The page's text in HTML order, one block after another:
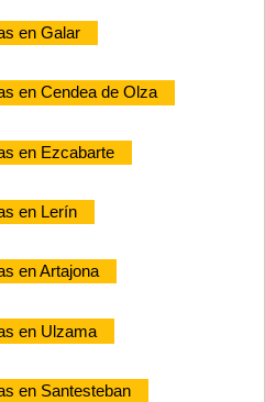
en Galar
en Cendea de Olza
en Ezcabarte
en Lerín
en Artajona
en Ulzama
en Santesteban